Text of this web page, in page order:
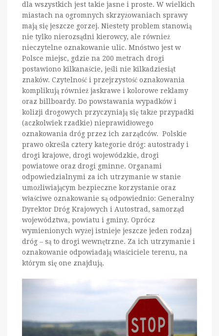
dla wszystkich jest takie jasne i proste. W wielkich
miastach na ogromnych skrzyżowaniach sprawy
mają się jeszcze gorzej. Niestety problem stanowią
nie tylko nierozsądni kierowcy, ale również
nieczytelne oznakowanie ulic. Mnóstwo jest w
Polsce miejsc, gdzie na 200 metrach drogi
postawiono kilkanaście, jeśli nie kilkadziesiąt
znaków. Czytelność i przejrzystość oznakowania
komplikują również jaskrawe i kolorowe reklamy
oraz billboardy. Do powstawania wypadków i
kolizji drogowych przyczyniają się także przypadki
(aczkolwiek rzadkie) nieprawidłowego
oznakowania dróg przez ich zarządców. Polskie
prawo określa cztery kategorie dróg: autostrady i
drogi krajowe, drogi wojewódzkie, drogi
powiatowe oraz drogi gminne. Organami
odpowiedzialnymi za ich utrzymanie w stanie
umożliwiającym bezpieczne korzystanie oraz
właściwe oznakowanie są odpowiednio: Generalny
Dyrektor Dróg Krajowych i Autostrad, samorząd
województwa, powiatu i gminy. Oprócz
wymienionych wyżej istnieje jeszcze jeden rodzaj
dróg – są to drogi wewnętrzne. Za ich utrzymanie i
oznakowanie odpowiadają właściciele terenu, na
którym się one znajdują.